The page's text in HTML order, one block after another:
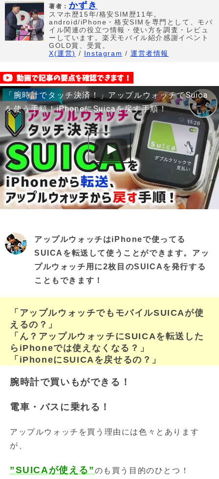
著者： かずき
スマホ歴15年/格安SIM歴11年。
android/iPhone・格安SIMを専門として、モバ
イル関連の役立つ情報・使い方を調査・レビュ
ーしています。楽天モバイル紹介感謝イベント
GOLD賞、受賞。
X(運営) / Instagram /運営者情報
「腕時計でタッチ決済！」アップルウォッチでSuica
を使う手順！iPhoneにSuicaを戻す手順！
アップルウォッチはiPhoneで使ってる
SUICAを転送して使うことができます。アッ
プルウォッチ用に2枚目のSUICAを発行する
こともできます！
「アップルウォッチでもモバイルSUICAが使
えるの？」
「ん？アップルウォッチにSUICAを転送した
らiPhoneでは使えなくなる？」
「iPhoneにSUICAを戻せるの？」
腕時計で買いもができる！
電車・バスに乗れる！
アップルウォッチを買う理由には色々とあります
が、
”SUICAが使える”のも買う目的のひとつ！